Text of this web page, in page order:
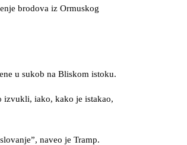
brodova iz Ormuskog
u sukob na Bliskom istoku.
izvukli, iako, kako je istakao,
naveo je Tramp.